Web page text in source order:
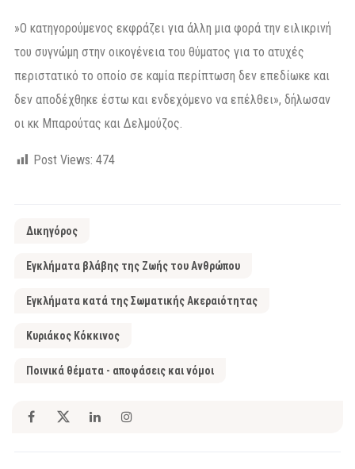
»Ο κατηγορούμενος εκφράζει για άλλη μια φορά την ειλικρινή
του συγνώμη στην οικογένεια του θύματος για το ατυχές
περιστατικό το οποίο σε καμία περίπτωση δεν επεδίωκε και
δεν αποδέχθηκε έστω και ενδεχόμενο να επέλθει», δήλωσαν
οι κκ Μπαρούτας και Δελμούζος.
Post Views: 474
Δικηγόρος
Εγκλήματα βλάβης της Ζωής του Ανθρώπου
Εγκλήματα κατά της Σωματικής Ακεραιότητας
Κυριάκος Κόκκινος
Ποινικά θέματα - αποφάσεις και νόμοι